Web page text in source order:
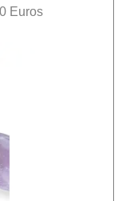
Euros